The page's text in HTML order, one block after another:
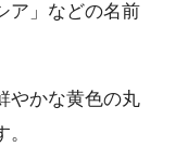
ア」などの名前
やかな黄色の丸